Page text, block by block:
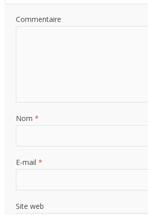
Commentaire
Nom*
E-mail*
Site web